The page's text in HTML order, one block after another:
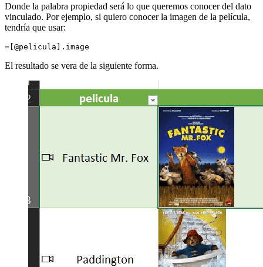
Donde la palabra propiedad será lo que queremos conocer del dato
vinculado. Por ejemplo, si quiero conocer la imagen de la película,
tendría que usar:
=[@pelicula].image
El resultado se vera de la siguiente forma.